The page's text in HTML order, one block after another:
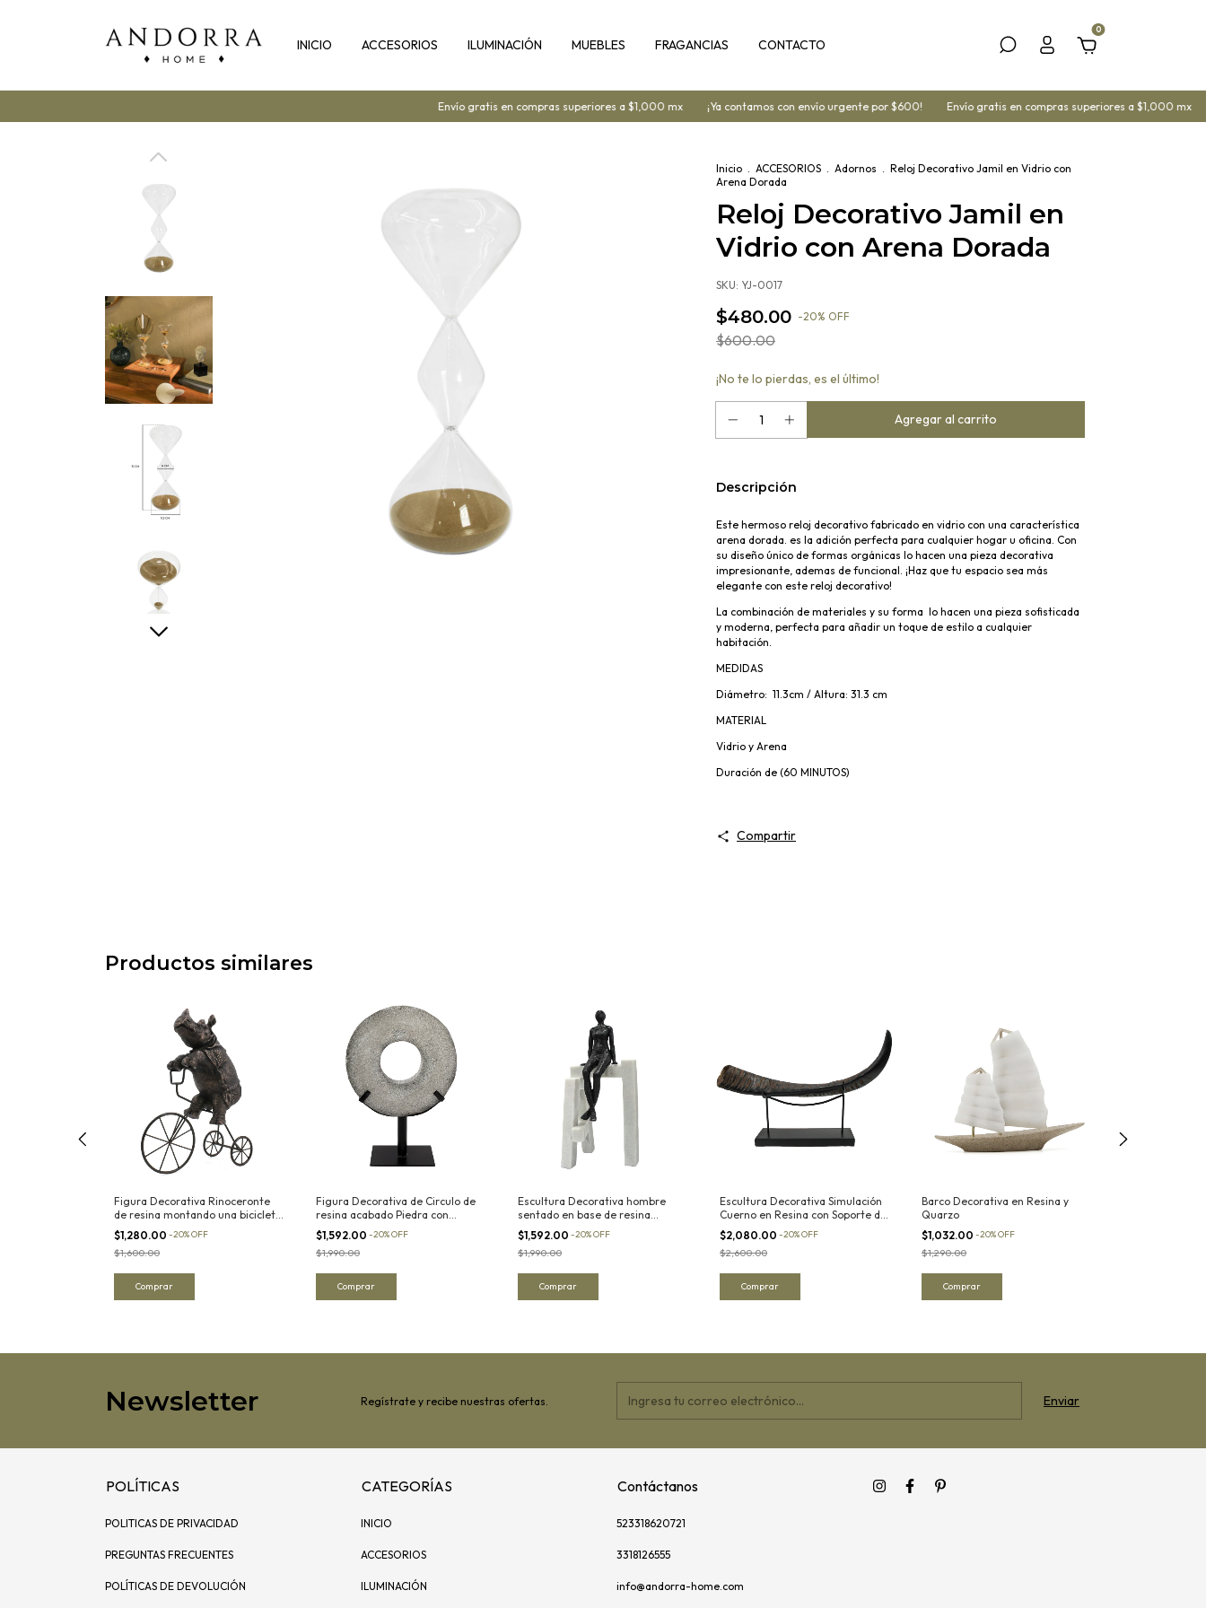
INICIO ACCESORIOS ILUMINACIÓN MUEBLES FRAGANCIAS CONTACTO
0
Envío gratis en compras superiores a $1,000 mx ¡Ya contamos con envío urgente por $600! Envío gratis en compras superiores a $1,000 mx
Inicio . ACCESORIOS . Adornos . Reloj Decorativo Jamil en Vidrio con
Arena Dorada
Reloj Decorativo Jamil en
Vidrio con Arena Dorada
SKU: YJ-0017
$480.00 -20% OFF
$600.00
¡No te lo pierdas, es el último!
Descripción
Este hermoso reloj decorativo fabricado en vidrio con una característica
arena dorada. es la adición perfecta para cualquier hogar u oficina. Con
su diseño único de formas orgánicas lo hacen una pieza decorativa
impresionante, ademas de funcional. ¡Haz que tu espacio sea más
elegante con este reloj decorativo!
La combinación de materiales y su forma lo hacen una pieza sofisticada
y moderna, perfecta para añadir un toque de estilo a cualquier
habitación.
MEDIDAS
Diámetro: 11.3cm / Altura: 31.3 cm
MATERIAL
Vidrio y Arena
Duración de (60 MINUTOS)
Compartir
Productos similares
Figura Decorativa Rinoceronte
de resina montando una bicicleta
de metal
$1,280.00 -20%OFF
$1,600.00
Figura Decorativa de Circulo de
resina acabado Piedra con
soporte metálico II
$1,592.00 -20%OFF
$1,990.00
Escultura Decorativa hombre
sentado en base de resina
acabado cuarzo I
$1,592.00 -20%OFF
$1,990.00
Escultura Decorativa Simulación
Cuerno en Resina con Soporte de
metal
$2,080.00 -20%OFF
$2,600.00
Barco Decorativa en Resina y
Quarzo
$1,032.00 -20%OFF
$1,290.00
Newsletter Regístrate y recibe nuestras ofertas.
POLÍTICAS
POLITICAS DE PRIVACIDAD
PREGUNTAS FRECUENTES
POLÍTICAS DE DEVOLUCIÓN
CATEGORÍAS
INICIO
ACCESORIOS
ILUMINACIÓN
Contáctanos
523318620721
3318126555
info@andorra-home.com